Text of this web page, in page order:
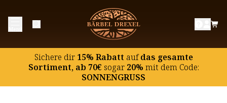
Sichere dir15% Rabatt aufdas gesamte
Sortiment, ab 70€ sogar20% mit dem Code:
SONNENGRUSS
Biologie - grün und blau
Lebensraum und Kultivierung
Nährstoffe - Vorteil Spirulina
Entlastung - Vorteil Chlorella
Welche Alge ist nun besser?